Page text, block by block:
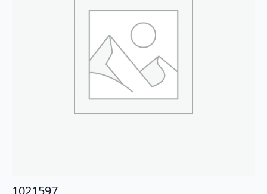
1021597